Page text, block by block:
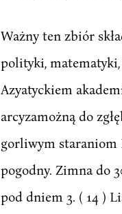
Ważny ten zbiór
polityki, matematyki,
Azyatyckiem
arcyzamożną do
gorliwym staraniom
pogodny. Zimna do
pod dniem 3. ( 14 )